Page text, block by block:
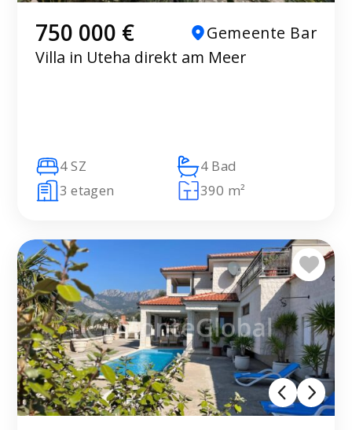
750 000 €
Gemeente Bar
Villa in Uteha direkt am Meer
4 SZ
4 Bad
3 etagen
390 m²